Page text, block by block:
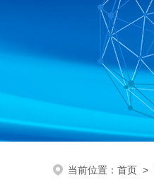
当前位置： 首页 >